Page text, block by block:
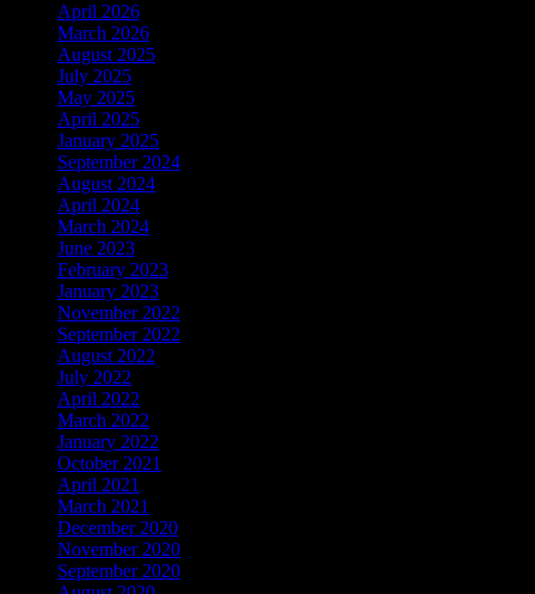
April 2026
March 2026
August 2025
July 2025
May 2025
April 2025
January 2025
September 2024
August 2024
April 2024
March 2024
June 2023
February 2023
January 2023
November 2022
September 2022
August 2022
July 2022
April 2022
March 2022
January 2022
October 2021
April 2021
March 2021
December 2020
November 2020
September 2020